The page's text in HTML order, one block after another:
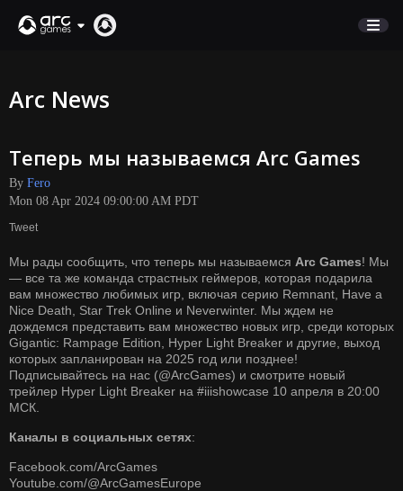
SUPPORT
Sign In
Français
Italiano
Pусский
Español
Arc News
Теперь мы называемся Arc Games
By Fero
Mon 08 Apr 2024 09:00:00 AM PDT
Tweet
Мы рады сообщить, что теперь мы называемся Arc Games! Мы
— все та же команда страстных геймеров, которая подарила
вам множество любимых игр, включая серию Remnant, Have a
Nice Death, Star Trek Online и Neverwinter. Мы ждем не
дождемся представить вам множество новых игр, среди которых
Gigantic: Rampage Edition, Hyper Light Breaker и другие, выход
которых запланирован на 2025 год или позднее!
Подписывайтесь на нас (@ArcGames) и смотрите новый
трейлер Hyper Light Breaker на #iiishowcase 10 апреля в 20:00
МСК.
Каналы в социальных сетях:
Facebook.com/ArcGames
Youtube.com/@ArcGamesEurope